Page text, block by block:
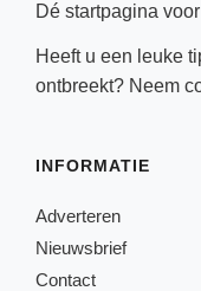
Dé startpagina
Heeft u een leuke
ontbreekt? Neem
INFORMATIE
Adverteren
Nieuwsbrief
Contact